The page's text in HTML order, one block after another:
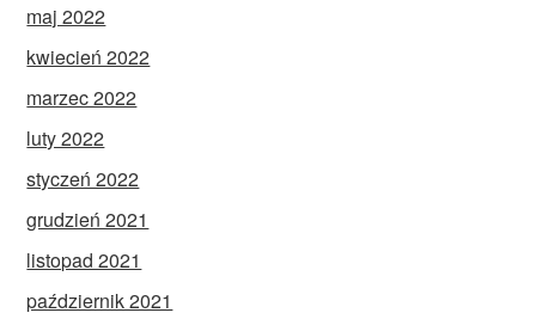
maj 2022
kwiecień 2022
marzec 2022
luty 2022
styczeń 2022
grudzień 2021
listopad 2021
październik 2021